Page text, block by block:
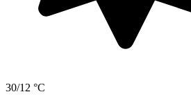
30/12 °C